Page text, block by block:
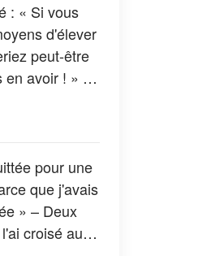
: « Si vous
d'élever
peut-être
en avoir ! » à
dans
pour une
que j'avais
» – Deux
croisé au